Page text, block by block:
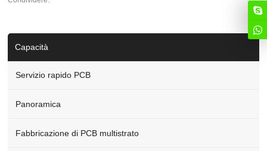
Capacità
Servizio rapido PCB
Panoramica
Fabbricazione di PCB multistrato